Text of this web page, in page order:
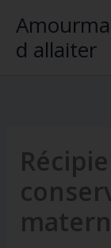
contenu
d allaiter